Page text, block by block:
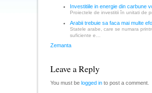
Investitiile in energie din carbune
Proiectele de investitii în unitati de
Arabii trebuie sa faca mai multe
Statele arabe, care se numara
suficiente e…
Zemanta
Leave a Reply
You must be logged in to post a comment.